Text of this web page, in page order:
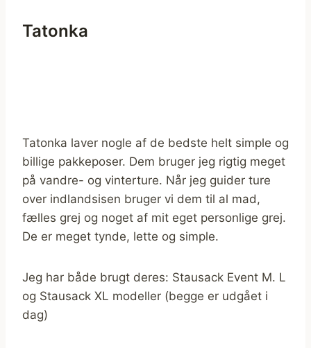
Tatonka
Tatonka laver nogle af de bedste helt simple og
billige pakkeposer. Dem bruger jeg rigtig meget
på vandre- og vinterture. Når jeg guider ture
over indlandsisen bruger vi dem til al mad,
fælles grej og noget af mit eget personlige grej.
De er meget tynde, lette og simple.
Jeg har både brugt deres: Stausack Event M. L
og Stausack XL modeller (begge er udgået i
dag)